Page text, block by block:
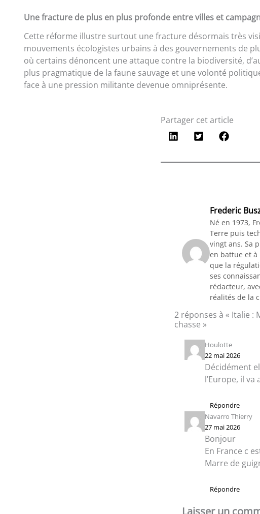
Une fracture de plus en plus profonde entre villes et
Cette réforme illustre surtout une fracture désormais très
mouvements écologistes urbains à des gouvernements de
où certains dénoncent une attaque contre la biodiversité,
plus pragmatique de la faune sauvage et une volonté
face à une pression militante devenue omniprésente.
Partager cet article
Frederic
Né en 1973,
Terre puis
vingt ans. Sa
en battue et
que la
ses
rédacteur,
réalités de la
2 réponses à « Italie :
chasse »
Houlotte
22 mai 2026
Décidément
l’Europe, il
Répondre
Navarro Thierry
27 mai 2026
Bonjour
En France c
Marre de
Répondre
Laisser un